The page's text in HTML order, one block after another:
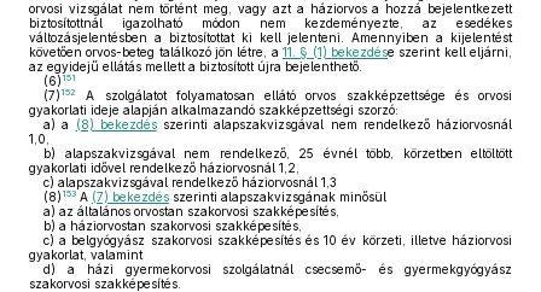
orvosi vizsgálat nem történt meg, vagy azt a háziorvos a hozzá bejelentkezett
biztosítottnál igazolható módon nem kezdeményezte, az esedékes
változásjelentésben a biztosítottat ki kell jelenteni. Amennyiben a kijelentést
követően orvos-beteg találkozó jön létre, a 11. § (1) bekezdése szerint kell eljárni,
az egyidejű ellátás mellett a biztosított újra bejelenthető.
(6) 151
(7) 152
A szolgálatot folyamatosan ellátó orvos szakképzettsége és orvosi
gyakorlati ideje alapján alkalmazandó szakképzettségi szorzó:
a) a (8) bekezdésszerinti alapszakvizsgával nem rendelkező háziorvosnál
1,0,
b) alapszakvizsgával nem rendelkező, 25 évnél több, körzetben eltöltött
gyakorlati idővel rendelkező háziorvosnál 1,2,
c) alapszakvizsgával rendelkező háziorvosnál 1,3
(8) 153 A (7) bekezdés szerinti alapszakvizsgának minősül
a) az általános orvostan szakorvosi szakképesítés,
b) a háziorvostan szakorvosi szakképesítés,
c) a belgyógyász szakorvosi szakképesítés és 10 év körzeti, illetve háziorvosi
gyakorlat, valamint
d) a házi gyermekorvosi szolgálatnál csecsemő- és gyermekgyógyász
szakorvosi szakképesítés.